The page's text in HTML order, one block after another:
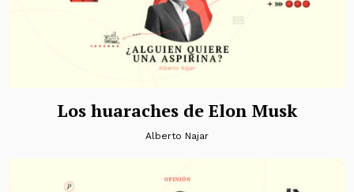
Los huaraches de Elon Musk
Alberto Najar